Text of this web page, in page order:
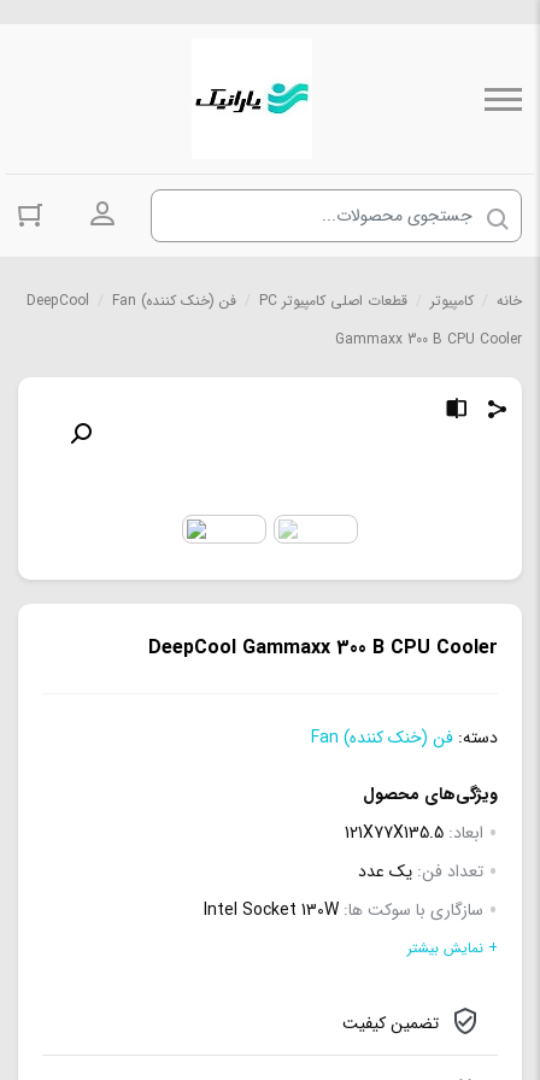
ورود به
خانه کامپیوتر قطعات اصلی کامپیوتر PC فن (خنک کننده) Fan
DeepCool
Gammaxx 300 B CPU Cooler
DeepCool Gammaxx 300 B CPU Cooler
دسته: فن (خنک کننده) Fan
ویژگی‌های محصول
ابعاد: 121X77X135.5
تعداد فن: یک عدد
سازگاری با سوکت ها: Intel Socket 130W
\r\nLGA1366/LGA1200/1151/1150/1155/LGA775\r\nCore i7
\r\nPentium/Pentium G\r\nCeleron/Celeron G\r\n\r\nAMD
Socket
+ نمایش بیشتر
تضمین کیفیت